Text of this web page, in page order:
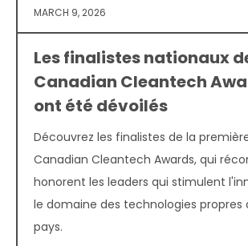
MARCH 9, 2026
Les finalistes nationaux
Canadian Cleantech
ont été dévoilés
Découvrez les finalistes de la
Canadian Cleantech Awards, qui
honorent les leaders qui stimulent
le domaine des technologies propres
pays.